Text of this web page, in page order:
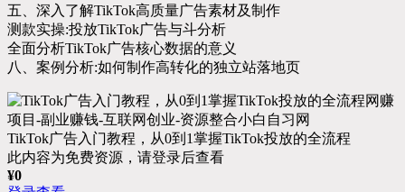
五、深入了解TikTok高质量广告素材及制作
测款实操:投放TikTok广告与斗分析
全面分析TikTok广告核心数据的意义
八、案例分析:如何制作高转化的独立站落地页
TikTok广告入门教程，从0到1掌握TikTok投放的全流程
此内容为免费资源，请登录后查看
¥0